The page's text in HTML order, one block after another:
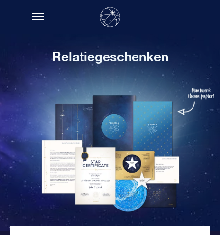
Relatiegeschenken